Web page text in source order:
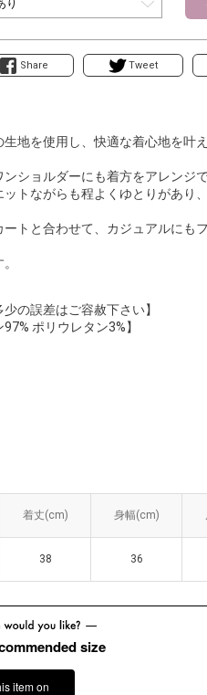
Share Tweet
地を使用し、快適な着心地を叶
ショルダーにも着方をアレンジで
トながらも程よくゆとりがあり
トと合わせて、カジュアルにも
少の誤差はご容赦下さい】
ポリウレタン3%】
着丈(cm) 身幅(cm)
38 36
着丈(cm) 身幅(cm)
38 36
size
item on